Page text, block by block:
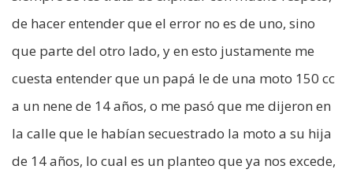
de hacer entender que el error no es de uno, sino
que parte del otro lado, y en esto justamente me
cuesta entender que un papá le de una moto 150 cc
a un nene de 14 años, o me pasó que me dijeron en
la calle que le habían secuestrado la moto a su hija
de 14 años, lo cual es un planteo que ya nos excede,